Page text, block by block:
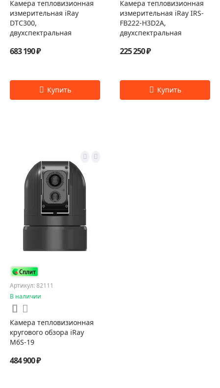
Камера тепловизионная
измерительная iRay
DTC300,
двухспектральная
683 190 ₽
Камера тепловизионная
измерительная iRay IRS-
FB222-H3D2A,
двухспектральная
225 250 ₽
Артикул: 82111
В наличии
Камера тепловизионная
кругового обзора iRay
M6S-19
484 900 ₽